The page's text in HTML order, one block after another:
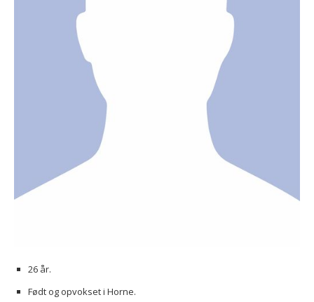
26 år.
Født og opvokset i Horne.